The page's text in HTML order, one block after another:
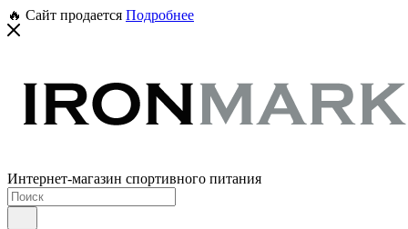
🔥 Сайт продается Подробнее
Интернет-магазин спортивного питания